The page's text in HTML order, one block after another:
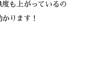
も上がっているの
ります！